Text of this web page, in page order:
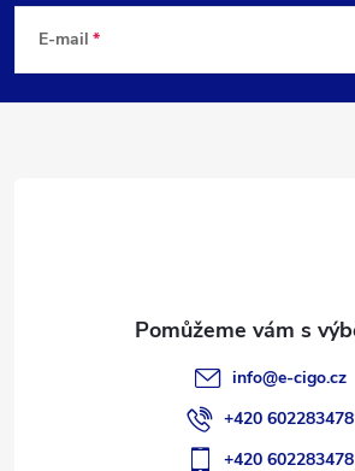
p
E-mail
info@e-cigo.cz
+420 602283478
+420 602283478